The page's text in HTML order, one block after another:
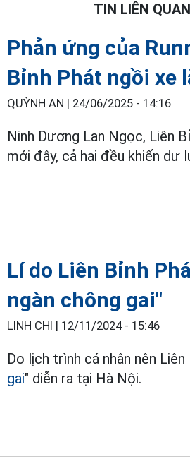
TIN LIÊN QUAN
Phản ứng của
Bỉnh Phát ngồi xe
QUỲNH AN | 24/06/2025 - 14:16
Ninh Dương Lan Ngọc, Liên
mới đây, cả hai đều khiến dư
Lí do Liên Bỉnh
ngàn chông gai"
LINH CHI | 12/11/2024 - 15:46
Do lịch trình cá nhân nên
gai" diễn ra tại Hà Nội.